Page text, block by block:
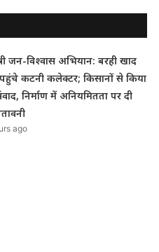
जन-विश्वास अभियान: बरही खाद
पहुंचे कटनी कलेक्टर; किसानों से किया
निर्माण में अनियमितता पर दी
ago